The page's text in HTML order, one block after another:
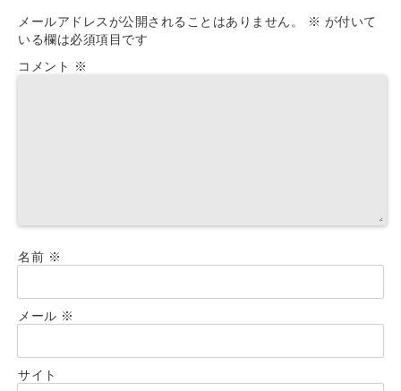
メールアドレスが公開されることはありません。 ※ が付いて
いる欄は必須項目です
コメント
※
名前 ※
メール ※
サイト